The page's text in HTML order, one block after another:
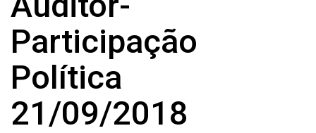
Participação
Política
21/09/2018